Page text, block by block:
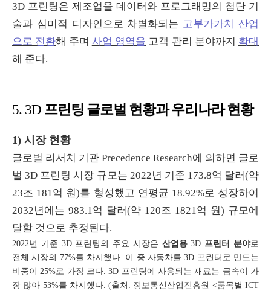
3D 프린팅은 제조업을 데이터와 프로그래밍의 첨단 기
술과 심미적 디자인으로 차별화되는 고부가가치 산업
으로 전환해 주며 사업 영역을 고객 관리 분야까지 확대
해 준다.
5. 3D 프린팅 글로벌 현황과 우리나라 현황
1) 시장 현황
글로벌 리서치 기관 Precedence Research에 의하면 글로
벌3D 프린팅 시장 규모는 2022년 기준 173.8억 달러 (약
23조 181억 원)를 형성했고 연평균 18.92%로 성장하여
2032년에는 983.1억 달러 (약 120조 1821억 원) 규모에
달할 것으로 추정된다.
2022년 기준 3D 프린팅의 주요 시장은 산업용3D 프린터 분야로
전체 시장의 77%를 차지했다. 이 중 자동차를3D 프린터로 만드는
비중이25%로 가장 크다. 3D 프린팅에 사용되는 재료는 금속이 가
장 많아 53%를 차지했다. (출처 : 정보통신산업진흥원 <품목별ICT